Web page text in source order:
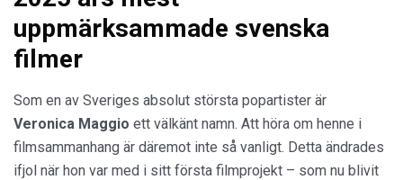
uppmärksammade svenska
filmer
Som en av Sveriges absolut största popartister är
Veronica Maggio ett välkänt namn. Att höra om henne i
filmsammanhang är däremot inte så vanligt. Detta ändrades
ifjol när hon var med i sitt första filmprojekt – som nu blivit